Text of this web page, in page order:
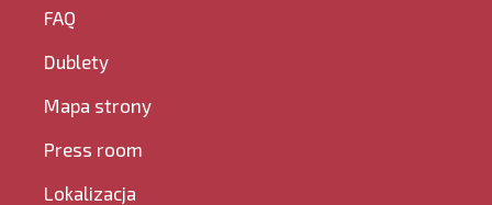
FAQ
Dublety
Mapa strony
Press room
Lokalizacja